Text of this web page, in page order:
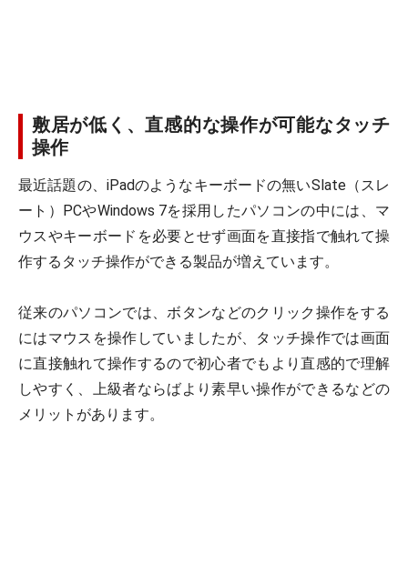
敷居が低く、直感的な操作が可能なタッチ
操作
最近話題の、iPadのようなキーボードの無いSlate（スレ
ート）PCやWindows 7を採用したパソコンの中には、マ
ウスやキーボードを必要とせず画面を直接指で触れて操
作するタッチ操作ができる製品が増えています。
従来のパソコンでは、ボタンなどのクリック操作をする
にはマウスを操作していましたが、タッチ操作では画面
に直接触れて操作するので初心者でもより直感的で理解
しやすく、上級者ならばより素早い操作ができるなどの
メリットがあります。